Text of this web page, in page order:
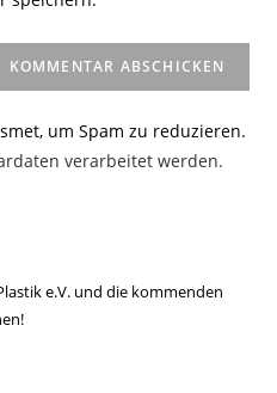
um Spam zu reduzieren.
verarbeitet werden.
e.V. und die kommenden